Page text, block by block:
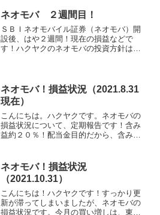
が、コロナショック後に購入した銘柄が
多いので、含み益を...
ネオモバ ２週間目！
ＳＢＩネオモバイル証券（ネオモバ）開
設後、はや２週間！現在の損益などで
す！ハクヤクのネオモバの投資方針はこ
く...
ネオモバ！損益状況（2021.8.31
現在）
こんにちは。ハクヤクです。ネオモバの
損益状況について、定期報告です！含み
益約２０％！配当金目的だから、含み益
が一向に収まらず、菅首相が突然辞める
など、波乱含みですが、安...
ネオモバ！損益状況
（2021.10.31）
こんにちは！ハクヤクです！すっかり更
新が滞ってしまいましたが、ネオモバの
損益状況です。今月の買い増しは、東京